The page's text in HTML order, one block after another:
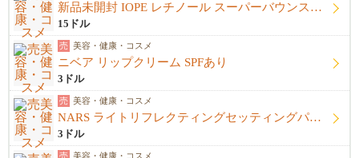
新品未開封 IOPE レチノール スーパーバウンスセラム1%
15ドル
売 美容・健康・コスメ
ニベア リップクリーム SPFあり
3ドル
売 美容・健康・コスメ
NARS ライトリフレクティングセッティングパウダー プレストN
3ドル
売 美容・健康・コスメ